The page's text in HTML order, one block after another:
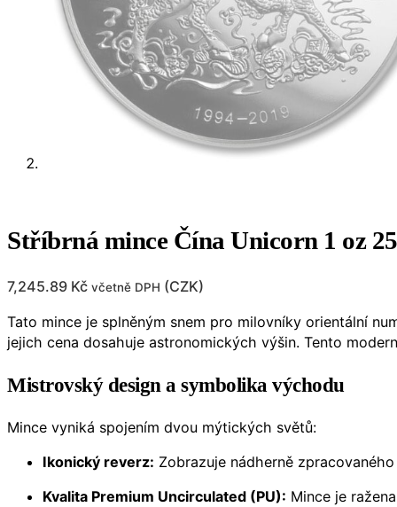
Stříbrná mince Čína Unicorn 1 oz
7,245.89 Kč včetně DPH (CZK)
Tato mince je splněným snem pro milovníky orientální
jejich cena dosahuje astronomických výšin. Tento
Mistrovský design a symbolika východu
Mince vyniká spojením dvou mýtických světů:
Ikonický reverz: Zobrazuje nádherně
Kvalita Premium Uncirculated (PU): Mince je